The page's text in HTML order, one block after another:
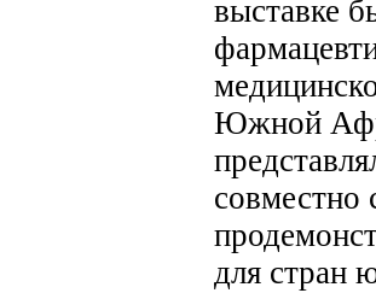
выставке
Южной
совместно
для стран